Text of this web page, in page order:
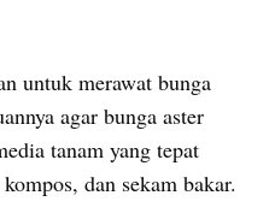
untuk merawat bunga
agar bunga aster
tanam yang tepat
dan sekam bakar.